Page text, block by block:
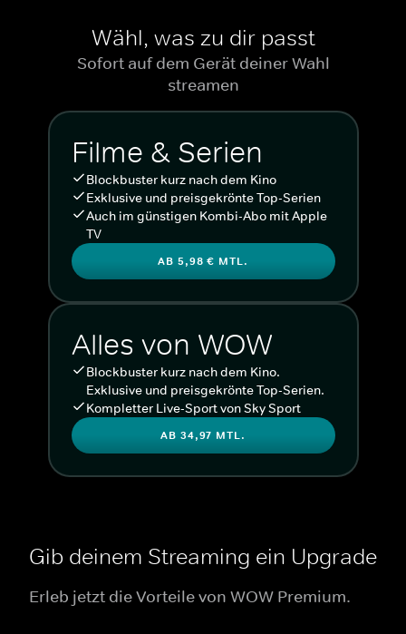
Wähl, was zu dir passt
Sofort auf dem Gerät deiner Wahl
streamen
Filme & Serien
Blockbuster kurz nach dem Kino
Exklusive und preisgekrönte Top-Serien
Auch im günstigen Kombi-Abo mit Apple
TV
AB 5,98 € MTL.
Alles von WOW
Blockbuster kurz nach dem Kino.
Exklusive und preisgekrönte Top-Serien.
Kompletter Live-Sport von Sky Sport
AB 34,97 MTL.
Gib deinem Streaming ein Upgrade
Erleb jetzt die Vorteile von WOW Premium.